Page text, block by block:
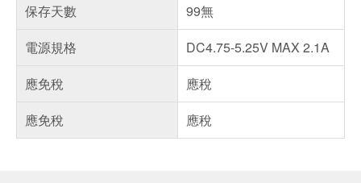
保存天數
99無
電源規格
DC4.75-5.25V MAX 2.1A
應免稅
應稅
應免稅
應稅